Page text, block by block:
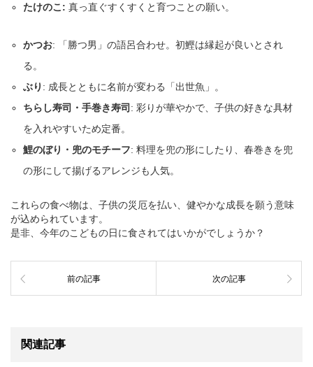
たけのこ:真っ直ぐすくすくと育つことの願い。
かつお: 「勝つ男」の語呂合わせ。初鰹は縁起が良いとされ
る。
ぶり : 成長とともに名前が変わる「出世魚」。
ちらし寿司・手巻き寿司 : 彩りが華やかで、子供の好きな具材
を入れやすいため定番。
鯉のぼり・兜のモチーフ: 料理を兜の形にしたり、春巻きを兜
の形にして揚げるアレンジも人気。
これらの食べ物は、子供の災厄を払い、健やかな成長を願う意味
が込められています。
是非、今年のこどもの日に食されてはいかがでしょうか？
前の記事 次の記事
関連記事